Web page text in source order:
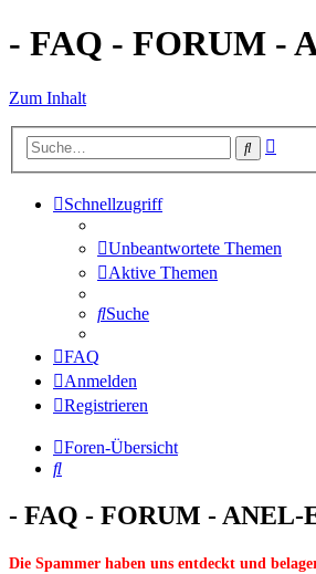
- FAQ - FORUM -
Zum Inhalt
Suche
Schnellzugriff
Unbeantwortete Themen
Aktive Themen
Suche
FAQ
Anmelden
Registrieren
Foren-Übersicht
Suche
- FAQ - FORUM - ANEL-
Die Spammer haben uns entdeckt und